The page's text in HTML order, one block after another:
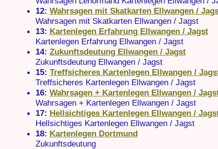
12: Wahrsagen mit Skatkarten Ellwangen /
Wahrsagen mit Skatkarten Ellwangen / Jagst
13: Kartenlegen Erfahrung Ellwangen / Jagst
Kartenlegen Erfahrung Ellwangen / Jagst
14: Zukunftsdeutung Ellwangen / Jagst
Zukunftsdeutung Ellwangen / Jagst
15: Treffsicheres Kartenlegen Ellwangen /
Treffsicheres Kartenlegen Ellwangen / Jagst
16: Wahrsagen + Kartenlegen Ellwangen /
Wahrsagen + Kartenlegen Ellwangen / Jagst
17: Hellsichtiges Kartenlegen Ellwangen /
Hellsichtiges Kartenlegen Ellwangen / Jagst
18: Kartenlegen Dortmund
Zukunftsdeutung